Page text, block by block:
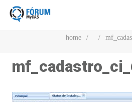
home / /